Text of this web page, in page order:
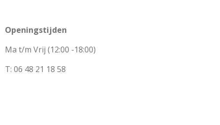
Openingstijden
Ma t/m Vrij (12:00 -18:00)
T: 06 48 21 18 58